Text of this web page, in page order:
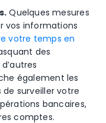
Quelques mesures
vos informations
votre temps en
des
également les
surveiller votre
bancaires,
comptes.